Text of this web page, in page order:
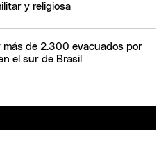
y religiosa
más de 2.300 evacuados por
el sur de Brasil